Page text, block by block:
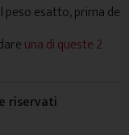
peso esatto, prima de
una di queste 2
riservati